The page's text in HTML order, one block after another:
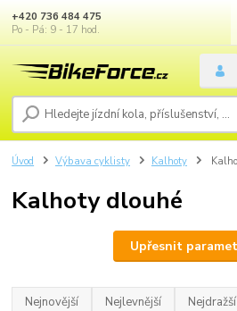
+420 736 484 475
Po - Pá: 9 - 17 hod.
Úvod Výbava cyklisty Kalhoty
Kalhoty dlouhé
Upřesnit
Nejnovější Nejlevnější Nejdražší